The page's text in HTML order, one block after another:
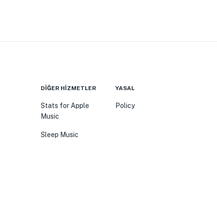
DIĞER HIZMETLER
Stats for Apple
Music
Sleep Music
YASAL
Policy